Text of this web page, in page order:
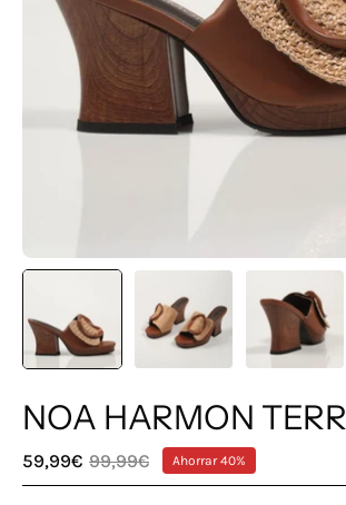
NOA HARMON
59,99€ 99,99€ Ahorrar40%